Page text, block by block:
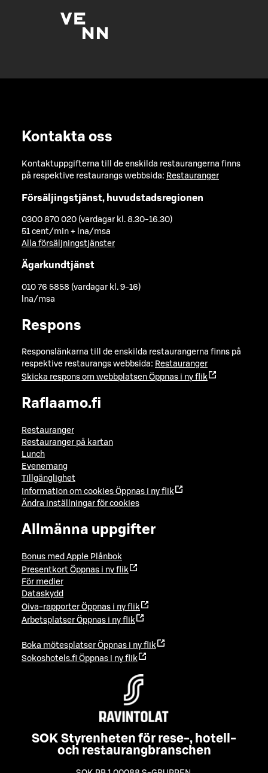
Kontakta oss
Kontaktuppgifterna till de enskilda restaurangerna finns
på respektive restaurangs webbsida: Restauranger
Försäljingstjänst, huvudstadsregionen
0300 870 020 (vardagar kl. 8.30-16.30)
51 cent/min + lna/msa
Alla försäljningstjänster
Ägarkundtjänst
010 76 5858 (vardagar kl. 9-16)
lna/msa
Respons
Responslänkarna till de enskilda restaurangerna finns på
respektive restaurangs webbsida: Restauranger
Skicka respons om webbplatsen Öppnas i ny flik
Raflaamo.fi
Restauranger
Restauranger på kartan
Lunch
Evenemang
Tillgänglighet
Information om cookies Öppnas i ny flik
Ändra inställningar för cookies
Allmänna uppgifter
Bonus med Apple Plånbok
Presentkort Öppnas i ny flik
För medier
Dataskydd
Oiva-rapporter Öppnas i ny flik
Arbetsplatser Öppnas i ny flik
Boka mötesplatser Öppnas i ny flik
Sokoshotels.fi Öppnas i ny flik
SOK Styrenheten för rese-, hotell-
och restaurangbranschen